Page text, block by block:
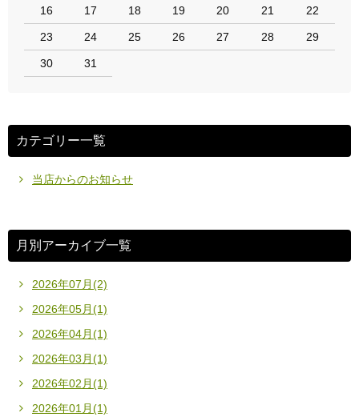
16 17 18 19 20 21 22
23 24 25 26 27 28 29
30 31
カテゴリー一覧
当店からのお知らせ
月別アーカイブ一覧
2026年07月(2)
2026年05月(1)
2026年04月(1)
2026年03月(1)
2026年02月(1)
2026年01月(1)